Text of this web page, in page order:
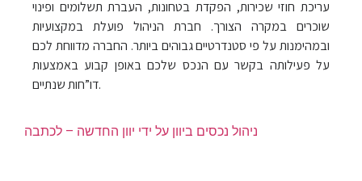
עריכת חוזי שכירות, הפקדת בטחונות, העברת תשלומים ופינוי
שוכרים במקרה הצורך. חברת הניהול פועלת במקצועיות
ובמהימנות על פי סטנדרטיים גבוהים ביותר. החברה מדווחת לכם
על פעילותה בקשר עם הנכס שלכם באופן קבוע באמצעות
דו”חות שנתיים.
ניהול נכסים ביוון על ידי יוון החדשה – לכתבה